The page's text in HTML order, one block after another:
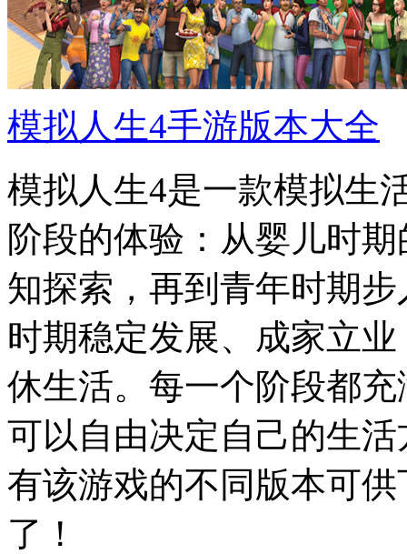
模拟人生4手游版本大全
模拟人生4是一款模拟生
阶段的体验：从婴儿时
知探索，再到青年时期
时期稳定发展、成家立
休生活。每一个阶段都
可以自由决定自己的生
有该游戏的不同版本可
了！